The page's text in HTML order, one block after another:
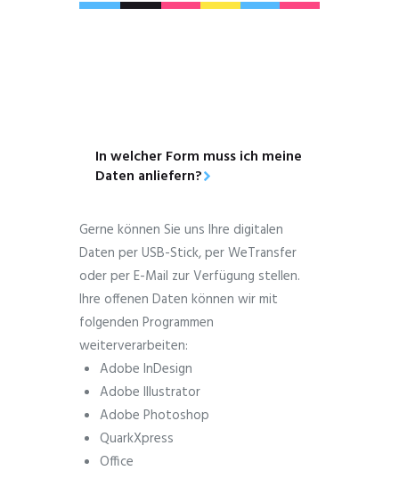
In welcher Form muss ich meine
Daten anliefern?
Gerne können Sie uns Ihre digitalen
Daten per USB-Stick, per WeTransfer
oder per E-Mail zur Verfügung stellen.
Ihre offenen Daten können wir mit
folgenden Programmen
weiterverarbeiten:
Adobe InDesign
Adobe Illustrator
Adobe Photoshop
QuarkXpress
Office